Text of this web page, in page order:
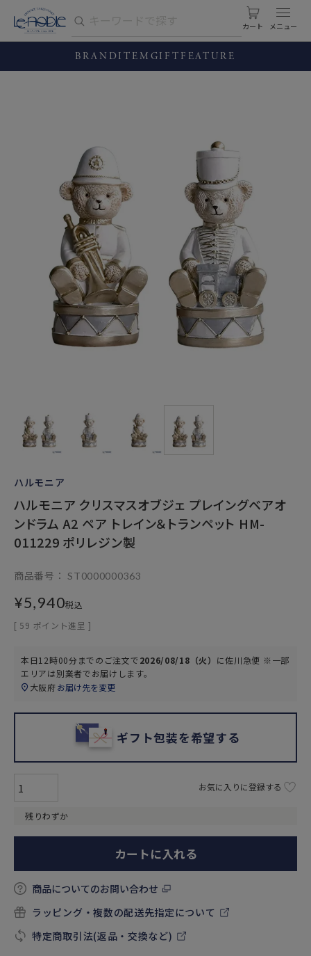
カート
BRANDITEM GIFT FEATURE
ハルモニア
ハルモニア クリスマスオブジェ プレイングベアオ
ンドラム A2 ペア トレイン＆トランペット HM-
011229 ポリレジン製
商品番号 ST0000000363
¥5,940税込
[ 59 ポイント進呈 ]
本日12時00分までのご注文で2026/08/18（火） に佐川急便 ※一部
エリアは別業者でお届けします。
大阪府お届け先を変更
ギフト包装を希望する
残りわずか
お気に入りに登録する
カートに入れる
商品についてのお問い合わせ
ラッピング・複数の配送先指定について
特定商取引法(返品・交換など)